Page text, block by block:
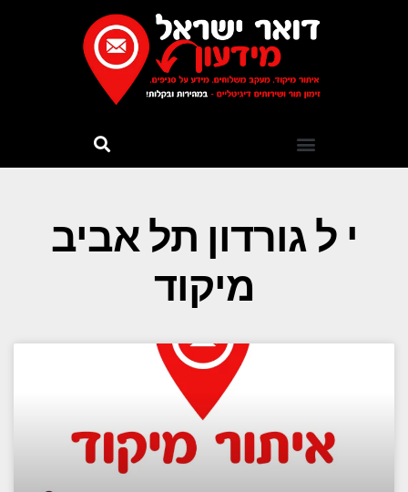
י ל גורדון תל אביב
מיקוד